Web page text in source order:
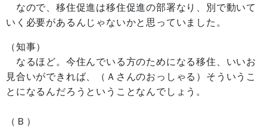
なので、移住促進は移住促進の部署なり、別で動いて
いく必要があるんじゃないかと思っていました。
（知事）
なるほど。今住んでいる方のためになる移住、いいお
見合いができれば、（Ａさんのおっしゃる）そういうこ
とになるんだろうということなんでしょう。
（Ｂ）